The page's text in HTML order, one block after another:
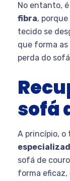
No entanto,
fibra, porque
tecido se
que forma as
perda do
sofá
A princípio, o
sofá de
forma